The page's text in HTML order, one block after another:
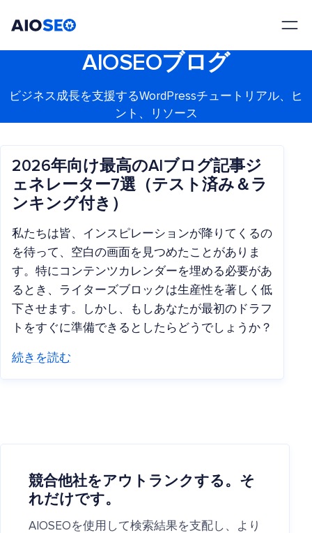
AIOSEOブログ
ビジネス成長を支援するWordPressチュートリアル、ヒ
ント、リソース
2026年向け最高のAIブログ記事ジ
ェネレーター7選（テスト済み＆ラ
ンキング付き）
私たちは皆、インスピレーションが降りてくるの
を待って、空白の画面を見つめたことがありま
す。特にコンテンツカレンダーを埋める必要があ
るとき、ライターズブロックは生産性を著しく低
下させます。しかし、もしあなたが最初のドラフ
トをすぐに準備できるとしたらどうでしょうか？
続きを読む
競合他社をアウトランクする。そ
れだけです。
AIOSEOを使用して検索結果を支配し、より